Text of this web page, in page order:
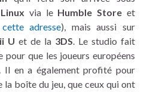
Linux via le Humble Store et
cette adresse), mais aussi sur
U et de la 3DS. Le studio fait
que les joueurs européens
Il en a également profité pour
boîte du jeu, que ceux qui ont